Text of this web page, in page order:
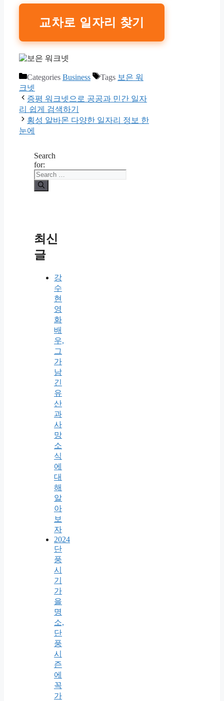
교차로 일자리 찾기
Categories Business Tags 보은 워
크넷
증평 워크넷으로 공공과 민간 일자
리 쉽게 검색하기
횡성 알바몬 다양한 일자리 정보 한
눈에
Search
for:
최신
글
강
수
현
영
화
배
우,
그
가
남
긴
유
산
과
사
망
소
식
에
대
해
알
아
보
자
2024
단
풍
시
기
가
을
명
소,
단
풍
시
즌
에
꼭
가